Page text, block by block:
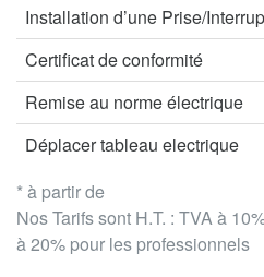
* à partir de
Nos Tarifs sont H.T. : TVA à
à 20% pour les professionnels
Installation d’une Prise/
Certificat de conformité
Remise au norme électrique
Déplacer tableau electrique